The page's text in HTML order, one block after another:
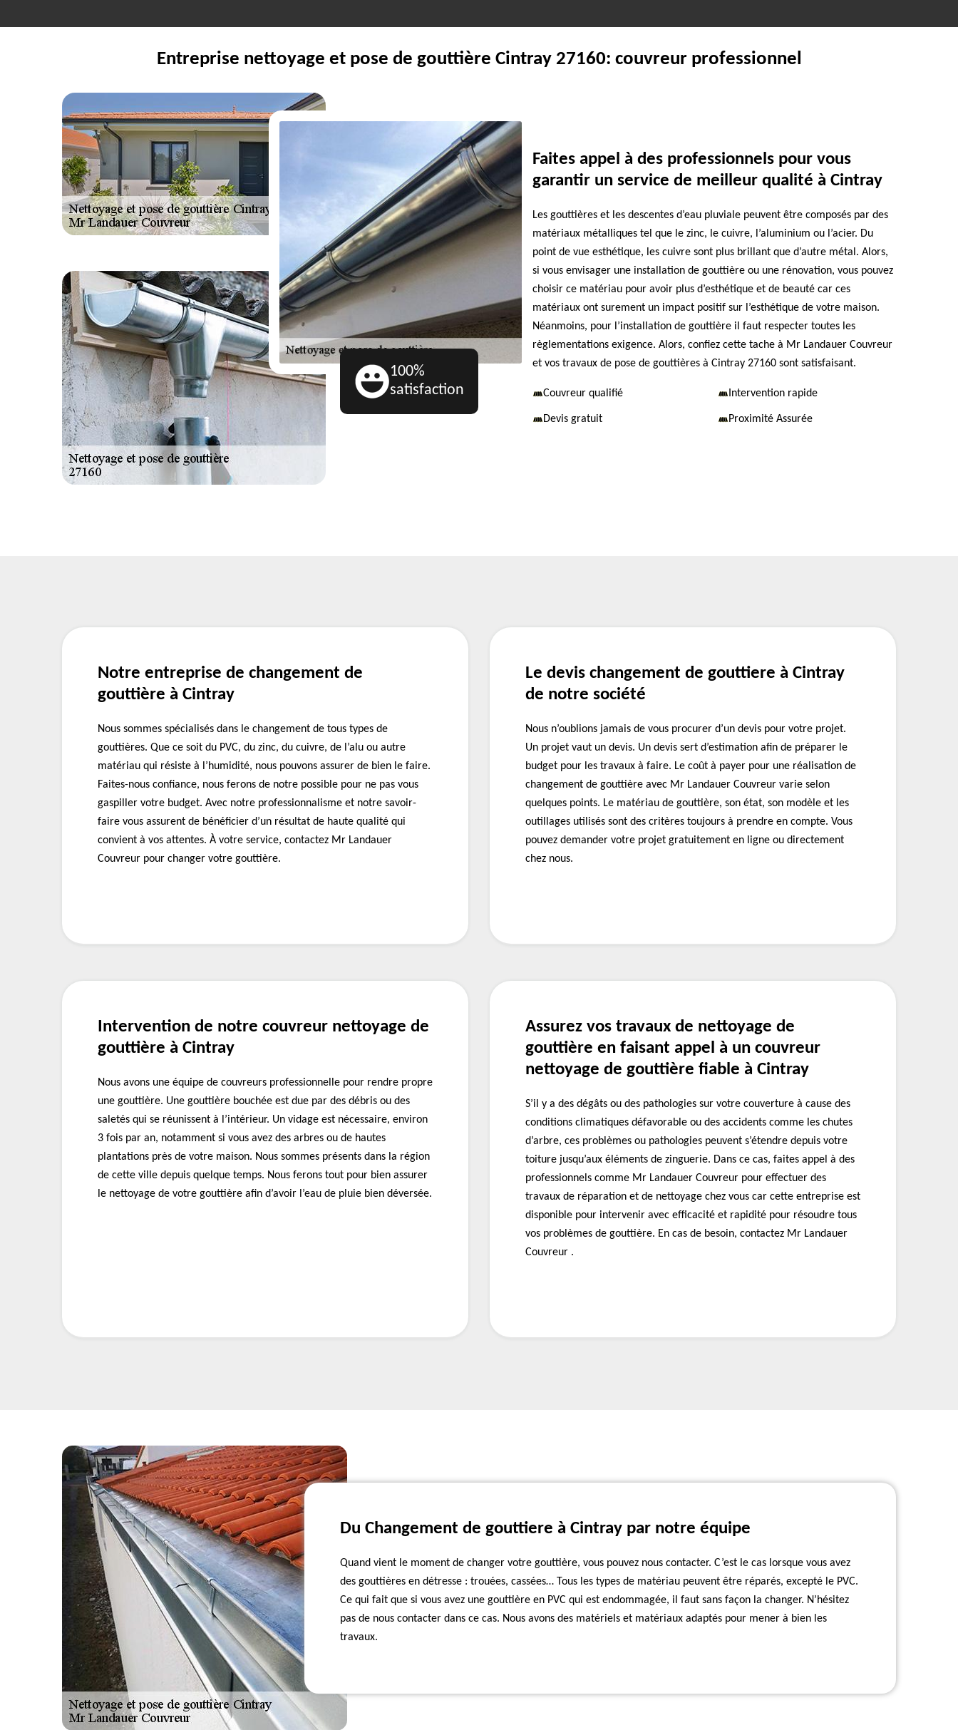
Entreprise nettoyage et pose de gouttière Cintray 27160: couvreur professionnel
100%
satisfaction
Faites appel à des professionnels pour vous
garantir un service de meilleur qualité à Cintray
Les gouttières et les descentes d’eau pluviale peuvent être composés par des
matériaux métalliques tel que le zinc, le cuivre, l’aluminium ou l’acier. Du
point de vue esthétique, les cuivre sont plus brillant que d’autre métal. Alors,
si vous envisager une installation de gouttière ou une rénovation, vous pouvez
choisir ce matériau pour avoir plus d’esthétique et de beauté car ces
matériaux ont surement un impact positif sur l’esthétique de votre maison.
Néanmoins, pour l’installation de gouttière il faut respecter toutes les
règlementations exigence. Alors, confiez cette tache à Mr Landauer Couvreur
et vos travaux de pose de gouttières à Cintray 27160 sont satisfaisant.
Couvreur qualifié Intervention rapide
Devis gratuit Proximité Assurée
Notre entreprise de changement de
gouttière à Cintray
Nous sommes spécialisés dans le changement de tous types de
gouttières. Que ce soit du PVC, du zinc, du cuivre, de l’alu ou autre
matériau qui résiste à l’humidité, nous pouvons assurer de bien le faire.
Faites-nous confiance, nous ferons de notre possible pour ne pas vous
gaspiller votre budget. Avec notre professionnalisme et notre savoir-
faire vous assurent de bénéficier d’un résultat de haute qualité qui
convient à vos attentes. À votre service, contactez Mr Landauer
Couvreur pour changer votre gouttière.
Le devis changement de gouttiere à Cintray
de notre société
Nous n’oublions jamais de vous procurer d’un devis pour votre projet.
Un projet vaut un devis. Un devis sert d’estimation afin de préparer le
budget pour les travaux à faire. Le coût à payer pour une réalisation de
changement de gouttière avec Mr Landauer Couvreur varie selon
quelques points. Le matériau de gouttière, son état, son modèle et les
outillages utilisés sont des critères toujours à prendre en compte. Vous
pouvez demander votre projet gratuitement en ligne ou directement
chez nous.
Intervention de notre couvreur nettoyage de
gouttière à Cintray
Nous avons une équipe de couvreurs professionnelle pour rendre propre
une gouttière. Une gouttière bouchée est due par des débris ou des
saletés qui se réunissent à l’intérieur. Un vidage est nécessaire, environ
3 fois par an, notamment si vous avez des arbres ou de hautes
plantations près de votre maison. Nous sommes présents dans la région
de cette ville depuis quelque temps. Nous ferons tout pour bien assurer
le nettoyage de votre gouttière afin d’avoir l’eau de pluie bien déversée.
Assurez vos travaux de nettoyage de
gouttière en faisant appel à un couvreur
nettoyage de gouttière fiable à Cintray
S’il y a des dégâts ou des pathologies sur votre couverture à cause des
conditions climatiques défavorable ou des accidents comme les chutes
d’arbre, ces problèmes ou pathologies peuvent s’étendre depuis votre
toiture jusqu’aux éléments de zinguerie. Dans ce cas, faites appel à des
professionnels comme Mr Landauer Couvreur pour effectuer des
travaux de réparation et de nettoyage chez vous car cette entreprise est
disponible pour intervenir avec efficacité et rapidité pour résoudre tous
vos problèmes de gouttière. En cas de besoin, contactez Mr Landauer
Couvreur .
Du Changement de gouttiere à Cintray par notre équipe
Quand vient le moment de changer votre gouttière, vous pouvez nous contacter. C’est le cas lorsque vous avez
des gouttières en détresse : trouées, cassées… Tous les types de matériau peuvent être réparés, excepté le PVC.
Ce qui fait que si vous avez une gouttière en PVC qui est endommagée, il faut sans façon la changer. N’hésitez
pas de nous contacter dans ce cas. Nous avons des matériels et matériaux adaptés pour mener à bien les
travaux.